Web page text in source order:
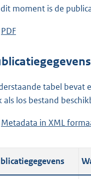
moment is de
D
w
l
o
d
b
PDF
s
a
n
s
o
tabel bevat
als los bestand
Metadata in XML